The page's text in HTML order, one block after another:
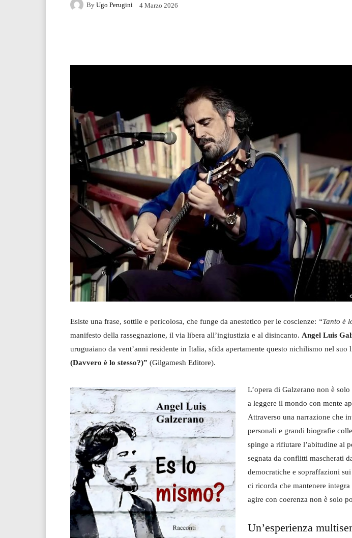
By Ugo Perugini 4 Marzo 2026
Esiste una frase, sottile e pericolosa, che funge da anestetico per le coscienze: “Tanto è
manifesto della rassegnazione, il via libera all’ingiustizia e al disincanto. Angel Luis
uruguaiano da vent’anni residente in Italia, sfida apertamente questo nichilismo nel suo
(Davvero è lo stesso?)” (Gilgamesh Editore).
L’opera di Galzerano non è
a leggere il mondo con mente
Attraverso una narrazione che
personali e grandi biografie
spinge a rifiutare l’abitudine al
segnata da conflitti mascherati
democratiche e sopraffazioni
ci ricorda che mantenere
agire con coerenza non è solo
Un’esperienza